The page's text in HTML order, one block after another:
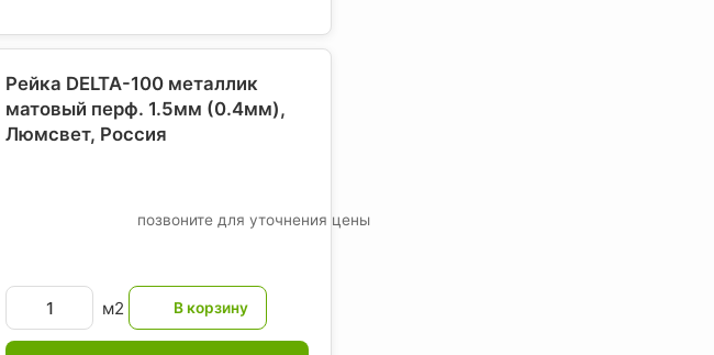
Рейка DELTA-100 металлик
матовый перф. 1.5мм (0.4мм),
Люмсвет, Россия
позвоните для уточнения цены
м2